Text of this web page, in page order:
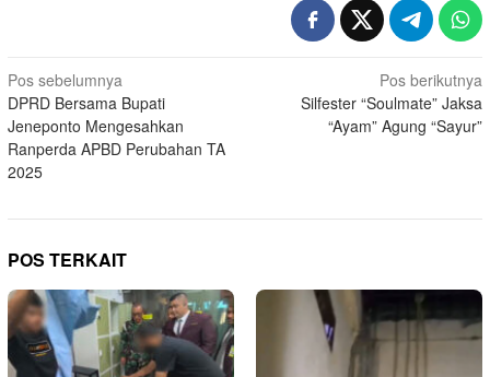
Navigasi
pos
Pos sebelumnya
DPRD Bersama Bupati
Jeneponto Mengesahkan
Ranperda APBD Perubahan TA
2025
Pos berikutnya
Silfester “Soulmate” Jaksa
“Ayam” Agung “Sayur”
POS TERKAIT